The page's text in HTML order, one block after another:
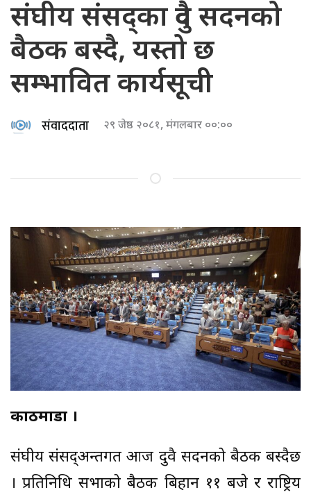
संघीय संसद्का दुवै सदनको
बैठक बस्दै, यस्तो छ
सम्भावित कार्यसूची
संवाददाता २९ जेष्ठ २०८१, मंगलबार ००:००
काठमाडौं ।
संघीय संसद्अन्तर्गत आज दुवै सदनको बैठक बस्दैछ
। प्रतिनिधि सभाको बैठक बिहान ११ बजे र राष्ट्रिय